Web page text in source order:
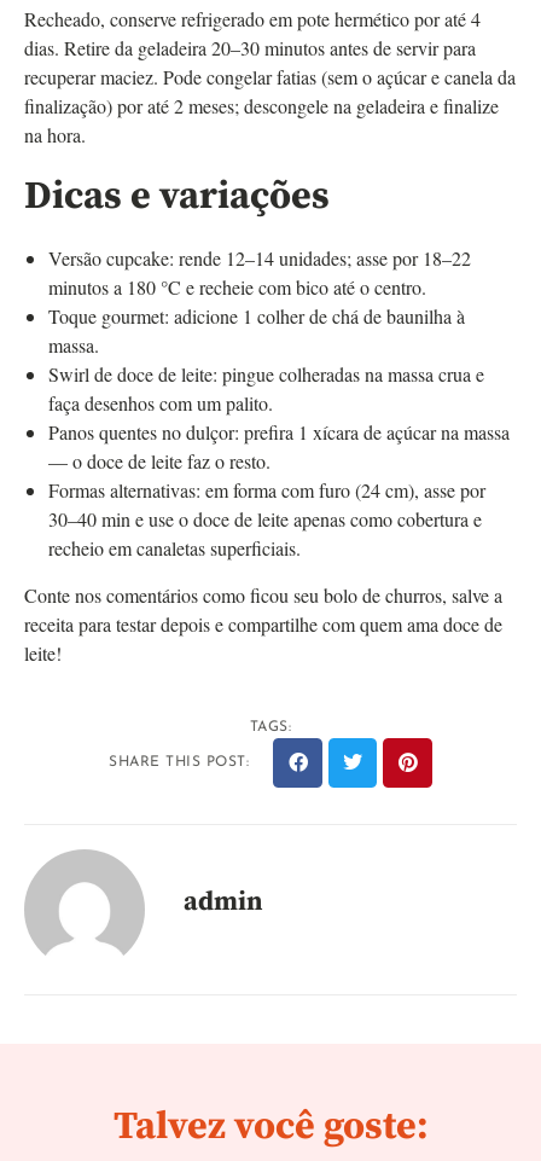
Recheado, conserve refrigerado em pote hermético por até 4
dias. Retire da geladeira 20–30 minutos antes de servir para
recuperar maciez. Pode congelar fatias (sem o açúcar e canela da
finalização) por até 2 meses; descongele na geladeira e finalize
na hora.
Dicas e variações
Versão cupcake: rende 12–14 unidades; asse por 18–22
minutos a 180 °C e recheie com bico até o centro.
Toque gourmet: adicione 1 colher de chá de baunilha à
massa.
Swirl de doce de leite: pingue colheradas na massa crua e
faça desenhos com um palito.
Panos quentes no dulçor: prefira 1 xícara de açúcar na massa
— o doce de leite faz o resto.
Formas alternativas: em forma com furo (24 cm), asse por
30–40 min e use o doce de leite apenas como cobertura e
recheio em canaletas superficiais.
Conte nos comentários como ficou seu bolo de churros, salve a
receita para testar depois e compartilhe com quem ama doce de
leite!
TAGS:
SHARE THIS POST:
admin
Talvez você goste: